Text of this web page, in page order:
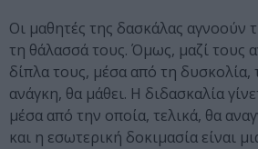
Οι μαθητές της δασκάλας αγνοούν
τη θάλασσά τους. Όμως, μαζί τους
δίπλα τους, μέσα από τη δυσκολία,
ανάγκη, θα μάθει. Η διδασκαλία
μέσα από την οποία, τελικά, θα
και η εσωτερική δοκιμασία είναι